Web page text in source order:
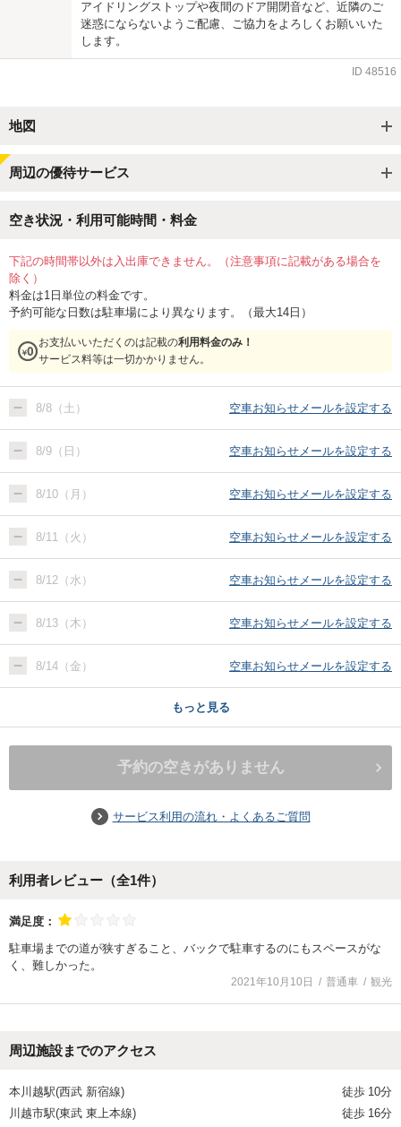
アイドリングストップや夜間のドア開閉音など、近隣のご
迷惑にならないようご配慮、ご協力をよろしくお願いいた
します。
ID 48516
地図
周辺の優待サービス
空き状況・利用可能時間・料金
下記の時間帯以外は入出庫できません。（注意事項に記載がある場合を
除く）
料金は1日単位の料金です。
予約可能な日数は駐車場により異なります。（最大14日）
お支払いいただくのは記載の利用料金のみ！
サービス料等は一切かかりません。
8/8（土） 空車お知らせメールを設定する
8/9（日） 空車お知らせメールを設定する
8/10（月） 空車お知らせメールを設定する
8/11（火） 空車お知らせメールを設定する
8/12（水） 空車お知らせメールを設定する
8/13（木） 空車お知らせメールを設定する
8/14（金） 空車お知らせメールを設定する
もっと見る
予約の空きがありません
サービス利用の流れ・よくあるご質問
利用者レビュー（全1件）
満足度：
駐車場までの道が狭すぎること、バックで駐車するのにもスペースがな
く、難しかった。
2021年10月10日 普通車 観光
周辺施設までのアクセス
本川越駅(西武 新宿線) 徒歩 10分
川越市駅(東武 東上本線)
徒歩 16分